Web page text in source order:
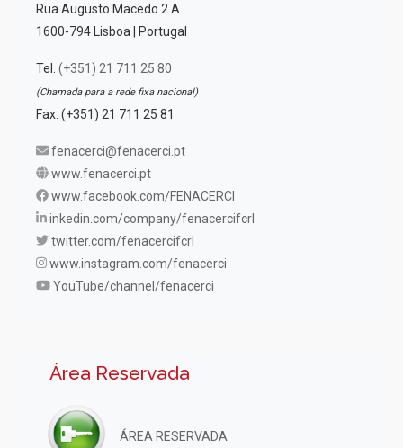
Rua Augusto Macedo 2 A
1600-794 Lisboa | Portugal
Tel. (+351) 21 711 25 80
(Chamada para a rede fixa nacional)
Fax. (+351) 21 711 25 81
fenacerci@fenacerci.pt
www.fenacerci.pt
www.facebook.com/FENACERCI
inkedin.com/company/fenacercifcrl
twitter.com/fenacercifcrl
www.instagram.com/fenacerci
YouTube/channel/fenacerci
Área Reservada
ÁREA RESERVADA